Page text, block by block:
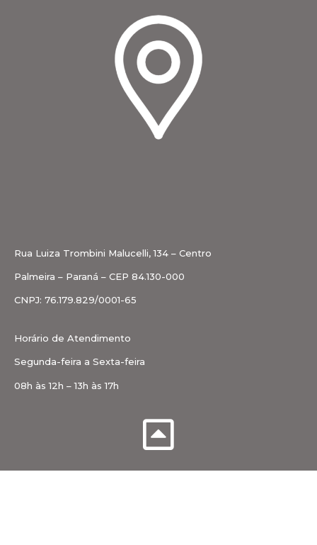
Rua Luiza Trombini Malucelli, 134 – Centro
Palmeira – Paraná – CEP 84.130-000
CNPJ: 76.179.829/0001-65
Horário de Atendimento
Segunda-feira a Sexta-feira
08h às 12h – 13h às 17h